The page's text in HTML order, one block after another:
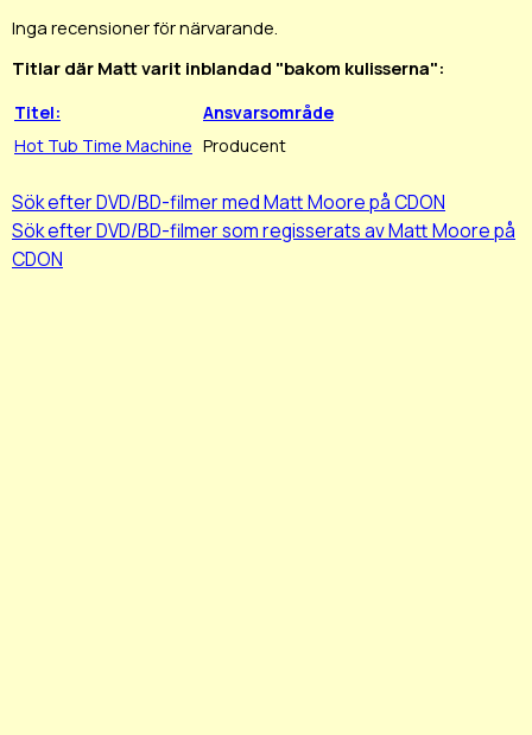
Inga recensioner för närvarande.
Titlar där Matt varit inblandad "bakom kulisserna":
Titel:
Ansvarsområde
Hot Tub Time Machine Producent
Sök efter DVD/BD-filmer med Matt Moore på CDON
Sök efter DVD/BD-filmer som regisserats av Matt Moore på
CDON